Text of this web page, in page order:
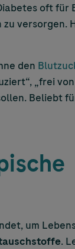
oft für
versorgen.
den
„frei
Beliebt
um
.